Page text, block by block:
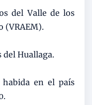
del Valle de los
(VRAEM).
Huallaga.
en el país